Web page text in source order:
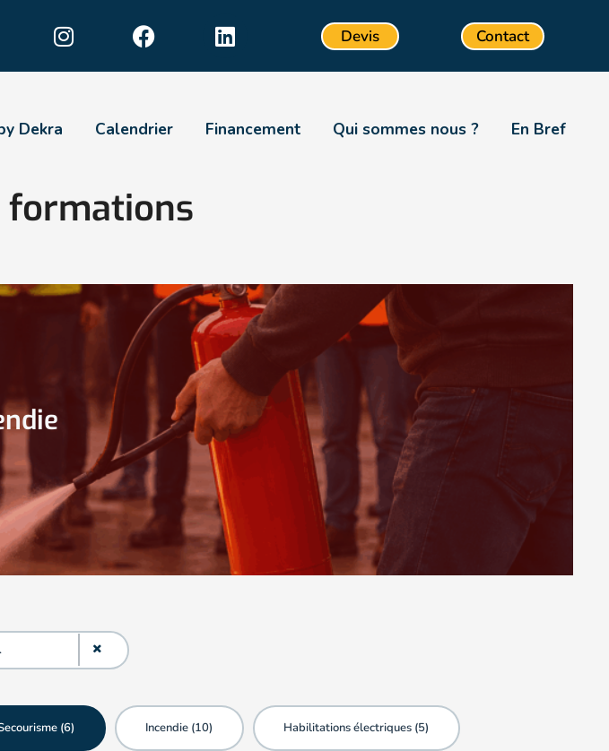
Devis Contact
Dekra Calendrier Financement Qui sommes nous ? En Bref
formations
Sécurité
Electriques
(6) Incendie (10) Habilitations électriques (5)